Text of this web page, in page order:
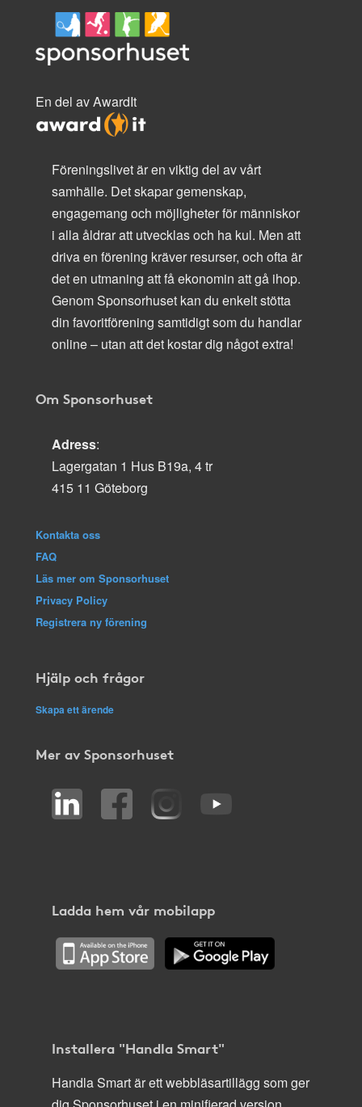
En del av AwardIt
Föreningslivet är en viktig del av vårt
samhälle. Det skapar gemenskap,
engagemang och möjligheter för människor
i alla åldrar att utvecklas och ha kul. Men att
driva en förening kräver resurser, och ofta är
det en utmaning att få ekonomin att gå ihop.
Genom Sponsorhuset kan du enkelt stötta
din favoritförening samtidigt som du handlar
online – utan att det kostar dig något extra!
Om Sponsorhuset
Adress:
Lagergatan 1 Hus B19a, 4 tr
415 11 Göteborg
Kontakta oss
FAQ
Läs mer om Sponsorhuset
Privacy Policy
Registrera ny förening
Hjälp och frågor
Skapa ett ärende
Mer av Sponsorhuset
Ladda hem vår mobilapp
Installera "Handla Smart"
Handla Smart är ett webbläsartillägg som ger